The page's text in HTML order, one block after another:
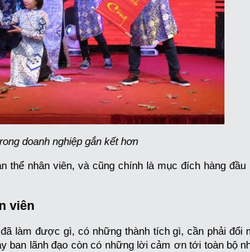
doanh nghiệp gắn kết hơn
thể nhân viên, và cũng chính là mục đích hàng đầu
viên
làm được gì, có những thành tích gì, cần phải đổi
ban lãnh đạo còn có những lời cảm ơn tới toàn bộ